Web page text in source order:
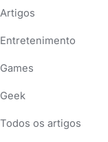
Artigos
Entretenimento
Games
Geek
Todos os artigos